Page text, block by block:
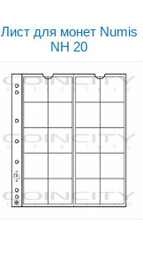
Лист для монет Numis
NH 20